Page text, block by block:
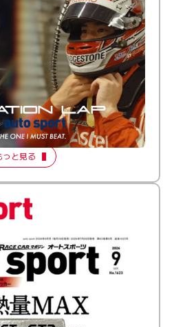
る。小林利徠斗 × 野村勇斗
Produced by auto sport】
Episode 2
っと見る